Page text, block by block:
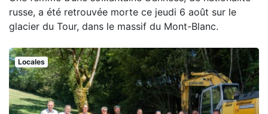
russe, a été retrouvée morte ce jeudi 6 août sur le
glacier du Tour, dans le massif du Mont-Blanc.
Locales